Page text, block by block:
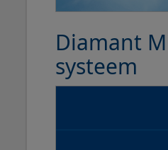
Diamant
systeem